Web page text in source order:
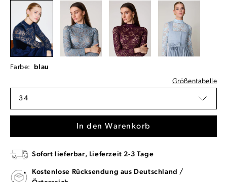
Farbe: blau
Größentabelle
34
In den Warenkorb
Sofort lieferbar, Lieferzeit 2-3 Tage
Kostenlose Rücksendung aus Deutschland /